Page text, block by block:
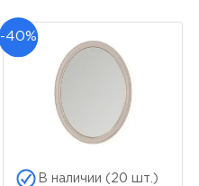
-40%
В наличии (20 шт.)